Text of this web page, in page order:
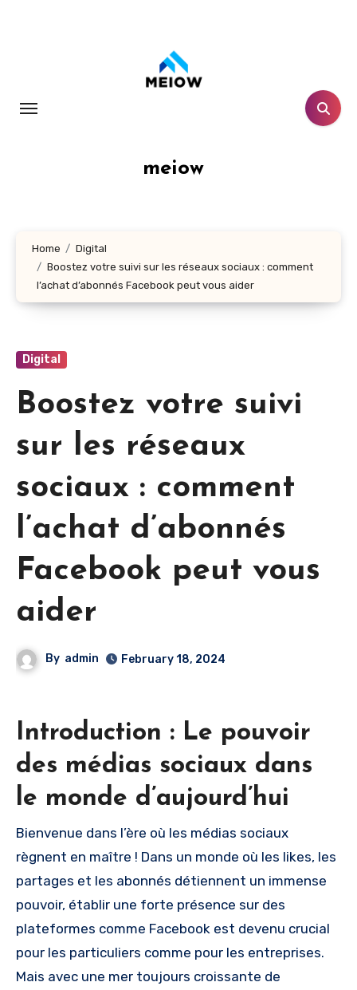
meiow
Home
Digital
Boostez votre suivi sur les réseaux sociaux : comment
l’achat d’abonnés Facebook peut vous aider
Digital
Boostez votre suivi
sur les réseaux
sociaux : comment
l’achat d’abonnés
Facebook peut vous
aider
By admin February 18, 2024
Introduction : Le pouvoir
des médias sociaux dans
le monde d’aujourd’hui
Bienvenue dans l’ère où les médias sociaux
règnent en maître ! Dans un monde où les likes, les
partages et les abonnés détiennent un immense
pouvoir, établir une forte présence sur des
plateformes comme Facebook est devenu crucial
pour les particuliers comme pour les entreprises.
Mais avec une mer toujours croissante de